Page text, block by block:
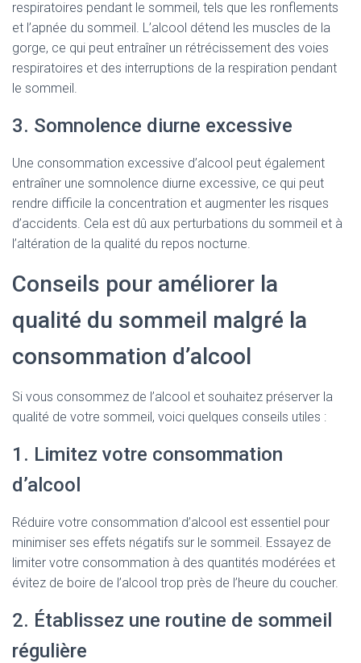
respiratoires pendant le sommeil, tels que les ronflements
et l’apnée du sommeil. L’alcool détend les muscles de la
gorge, ce qui peut entraîner un rétrécissement des voies
respiratoires et des interruptions de la respiration pendant
le sommeil.
3. Somnolence diurne excessive
Une consommation excessive d’alcool peut également
entraîner une somnolence diurne excessive, ce qui peut
rendre difficile la concentration et augmenter les risques
d’accidents. Cela est dû aux perturbations du sommeil et à
l’altération de la qualité du repos nocturne.
Conseils pour améliorer la
qualité du sommeil malgré la
consommation d’alcool
Si vous consommez de l’alcool et souhaitez préserver la
qualité de votre sommeil, voici quelques conseils utiles :
1. Limitez votre consommation
d’alcool
Réduire votre consommation d’alcool est essentiel pour
minimiser ses effets négatifs sur le sommeil. Essayez de
limiter votre consommation à des quantités modérées et
évitez de boire de l’alcool trop près de l’heure du coucher.
2. Établissez une routine de sommeil
régulière